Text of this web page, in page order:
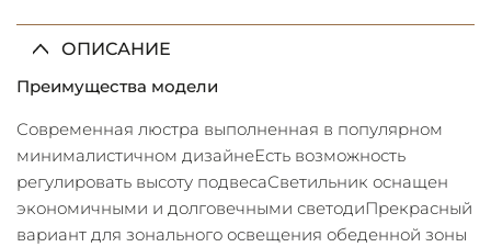
ОПИСАНИЕ
Преимущества модели
Современная люстра выполненная в популярном
минималистичном дизайнеЕсть возможность
регулировать высоту подвесаСветильник оснащен
экономичными и долговечными светодиПрекрасный
вариант для зонального освещения обеденной зоны